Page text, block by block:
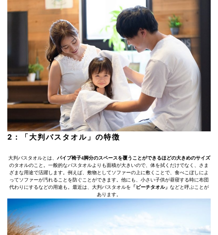
2：「大判バスタオル」の特徴
大判バスタオルとは、 パイプ椅子4脚分のスペースを覆うことができるほどの大きめのサイズ
のタオルのこと。一般的なバスタオルよりも面積が大きいので、体を拭くだけでなく、さま
ざまな用途で活躍します。例えば、敷物としてソファーの上に敷くことで、食べこぼしによ
ってソファーが汚れることを防ぐことができます。他にも、小さい子供が昼寝する時に布団
代わりにするなどの用途も。最近は、大判バスタオルを 「ビーチタオル」 などと呼ぶことが
あります。